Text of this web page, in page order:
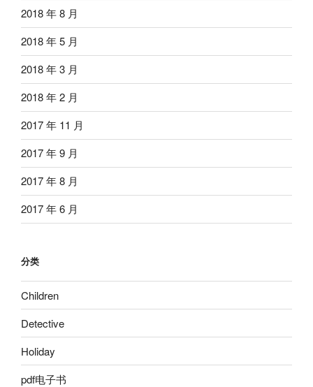
2018 年 8 月
2018 年 5 月
2018 年 3 月
2018 年 2 月
2017 年 11 月
2017 年 9 月
2017 年 8 月
2017 年 6 月
分类
Children
Detective
Holiday
pdf电子书